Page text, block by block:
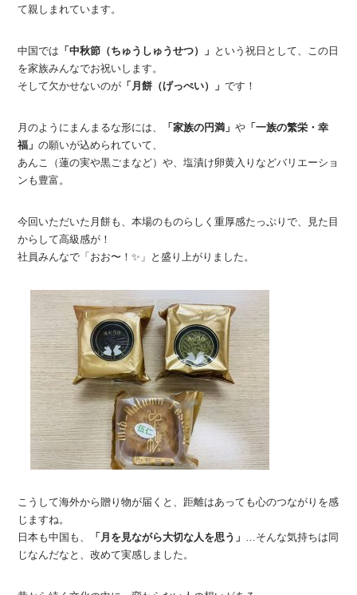
て親しまれています。
中国では 「中秋節（ちゅうしゅうせつ）」 という祝日として、この日
を家族みんなでお祝いします。
そして欠かせないのが 「月餅（げっぺい）」です！
月のようにまんまるな形には、 「家族の円満」や 「一族の繁栄・幸
福」の願いが込められていて、
あんこ（蓮の実や黒ごまなど）や、塩漬け卵黄入りなどバリエーショ
ンも豊富。
今回いただいた月餅も、本場のものらしく重厚感たっぷりで、見た目
からして高級感が！
社員みんなで「おお〜！✨」と盛り上がりました。
こうして海外から贈り物が届くと、距離はあっても心のつながりを感
じますね。
日本も中国も、
「月を見ながら大切な人を思う」 …そんな気持ちは同
じなんだなと、改めて実感しました。